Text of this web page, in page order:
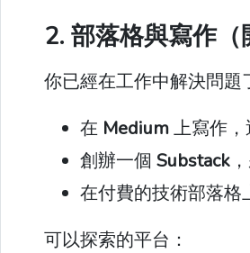
2. 部落格與寫作（
你已經在工作中解決問
在 Medium上寫作，
創辦一個 Substack
在付費的技術部落格
可以探索的平台：